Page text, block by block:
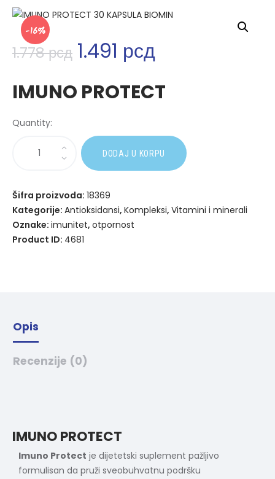
-16%
1.778рсд 1.491 рсд
IMUNO PROTECT
Quantity:
DODAJ U KORPU
n
Šifra proizvoda: 18369
Kategorije: Antioksidansi, Kompleksi, Vitamini i minerali
Oznake: imunitet, otpornost
Product ID: 4681
Opis
Recenzije (0)
IMUNO PROTECT
Imuno Protect je dijetetski suplement pažljivo
formulisan da pruži sveobuhvatnu podršku